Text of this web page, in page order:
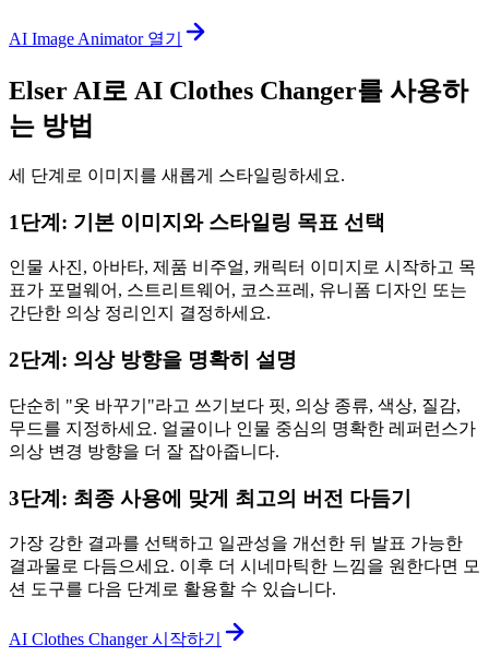
AI Image Animator 열기
Elser AI로 AI Clothes Changer를 사용하
는 방법
세 단계로 이미지를 새롭게 스타일링하세요.
1단계: 기본 이미지와 스타일링 목표 선택
인물 사진, 아바타, 제품 비주얼, 캐릭터 이미지로 시작하고 목
표가 포멀웨어, 스트리트웨어, 코스프레, 유니폼 디자인 또는
간단한 의상 정리인지 결정하세요.
2단계: 의상 방향을 명확히 설명
단순히 "옷 바꾸기"라고 쓰기보다 핏, 의상 종류, 색상, 질감,
무드를 지정하세요. 얼굴이나 인물 중심의 명확한 레퍼런스가
의상 변경 방향을 더 잘 잡아줍니다.
3단계: 최종 사용에 맞게 최고의 버전 다듬기
가장 강한 결과를 선택하고 일관성을 개선한 뒤 발표 가능한
결과물로 다듬으세요. 이후 더 시네마틱한 느낌을 원한다면 모
션 도구를 다음 단계로 활용할 수 있습니다.
AI Clothes Changer 시작하기